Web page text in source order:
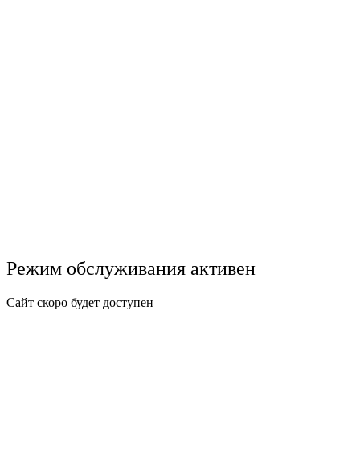
Режим обслуживания активен
Сайт скоро будет доступен